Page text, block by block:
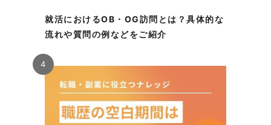
就活におけるOB・OG訪問とは？具体的な
流れや質問の例などをご紹介
4